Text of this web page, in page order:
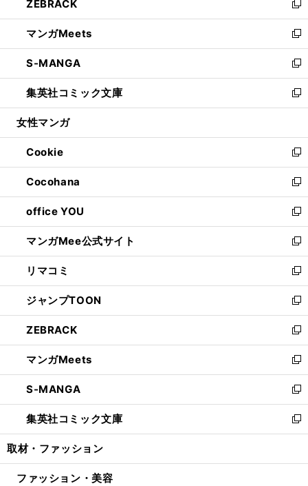
く
で
開
く
ド
ウ
で
開
く
ィ
ン
ド
ウ
で
開
く
い
ウ
ィ
ン
ド
ウ
で
開
ZEBRACK
新
し
い
ウ
ィ
ン
ド
ウ
開
く
マンガMeets
新
し
い
ウ
ィ
ン
ウ
で
開
く
S-MANGA
新
し
い
ウ
ン
ド
ウ
で
開
く
集英社コミック文庫
新
し
ウ
ィ
ン
ド
ウ
で
開
く
女性マンガ
Cookie
新
し
い
ウ
ィ
ン
ド
ウ
で
開
く
Cocohana
新
し
い
ウ
ィ
ン
ド
ウ
で
開
く
office YOU
新
し
い
ウ
ィ
ン
ド
ウ
で
開
く
マンガMee公式サイト
新
し
い
ウ
ィ
ン
ド
ウ
で
開
く
リマコミ
新
し
い
ウ
ィ
ン
ド
ウ
で
開
く
ジャンプTOON
新
し
い
ウ
ィ
ン
ド
ウ
で
開
ZEBRACK
新
し
い
ウ
ィ
ン
ド
ウ
開
マンガMeets
新
し
い
ウ
ィ
ン
ウ
S-MANGA
新
し
い
ウ
ン
集英社コミック文庫
新
し
ウ
取材・ファッション
ファッション・美容